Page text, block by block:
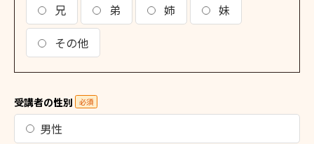
兄
弟 姉
妹
その他
受講者の性別 必須
男性